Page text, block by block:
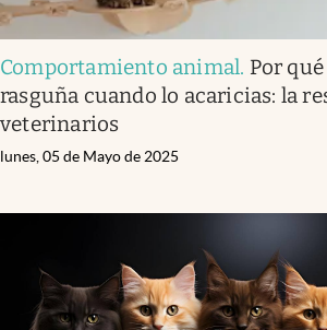
Comportamiento animal. Por
rasguña cuando lo acaricias: la
veterinarios
lunes, 05 de Mayo de 2025